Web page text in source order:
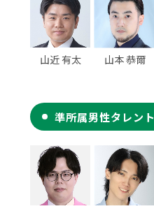
山近 有太 山本 恭爾
準所属男性タレント